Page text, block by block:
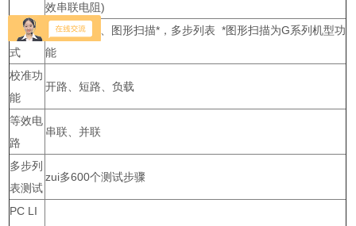
效串联电阻)
测量模
式
Meter 模式、图形扫描*，多步列表 *图形扫描为G系列机型功
能
校准功
能
开路、短路、负载
等效电
路
串联、并联
多步列
表测试
zui多600个测试步骤
PC LI